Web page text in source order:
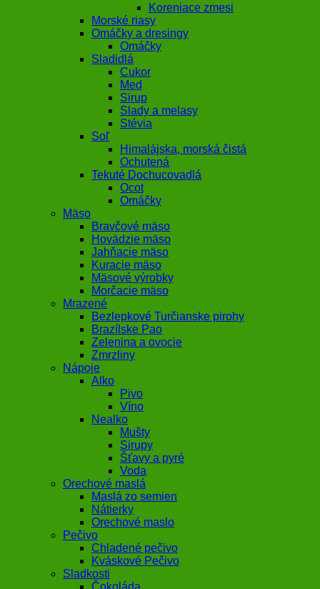
Koreniace zmesi
Morské riasy
Omáčky a dresingy
Omáčky
Sladidlá
Cukor
Med
Sirup
Slady a melasy
Stévia
Soľ
Himalájska, morská čistá
Ochutená
Tekuté Dochucovadlá
Ocot
Omáčky
Mäso
Bravčové mäso
Hovädzie mäso
Jahňacie mäso
Kuracie mäso
Mäsové výrobky
Morčacie mäso
Mrazené
Bezlepkové Turčianske pirohy
Brazílske Pao
Zelenina a ovocie
Zmrzliny
Nápoje
Alko
Pivo
Víno
Nealko
Mušty
Sirupy
Šťavy a pyré
Voda
Orechové maslá
Maslá zo semien
Nátierky
Orechové maslo
Pečivo
Chladené pečivo
Kváskové Pečivo
Sladkosti
Čokoláda